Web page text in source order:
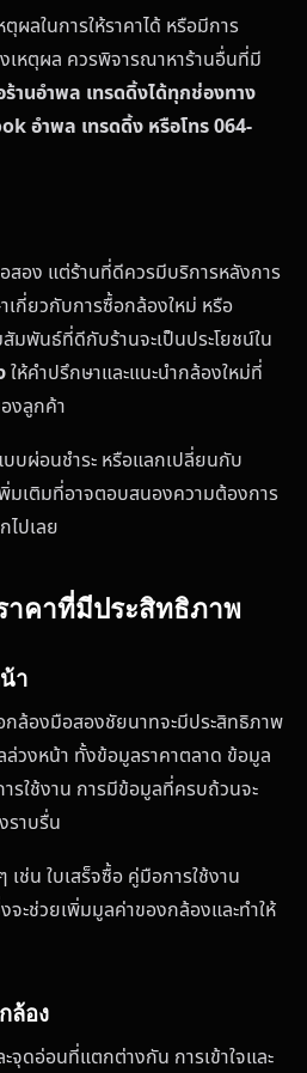
ผลในการให้ราคาได้ หรือมีการ
เหตุผล ควรพิจารณาหาร้านอื่นที่มี
านอำพล เทรดดิ้งได้ทุกช่องทาง
อำพล เทรดดิ้ง หรือโทร 064-
สอง แต่ร้านที่ดีควรมีบริการหลังการ
เกี่ยวกับการซื้อกล้องใหม่ หรือ
มพันธ์ที่ดีกับร้านจะเป็นประโยชน์ใน
ให้คำปรึกษาและแนะนำกล้องใหม่ที่
งลูกค้า
บผ่อนชำระ หรือแลกเปลี่ยนกับ
มเติมที่อาจตอบสนองความต้องการ
ปเลย
าคาที่มีประสิทธิภาพ
า
กล้องมือสองชัยนาทจะมีประสิทธิภาพ
วงหน้า ทั้งข้อมูลราคาตลาด ข้อมูล
รใช้งาน การมีข้อมูลที่ครบถ้วนจะ
ราบรื่น
ช่น ใบเสร็จซื้อ คู่มือการใช้งาน
ะช่วยเพิ่มมูลค่าของกล้องและทำให้
ล้อง
จุดอ่อนที่แตกต่างกัน การเข้าใจและ